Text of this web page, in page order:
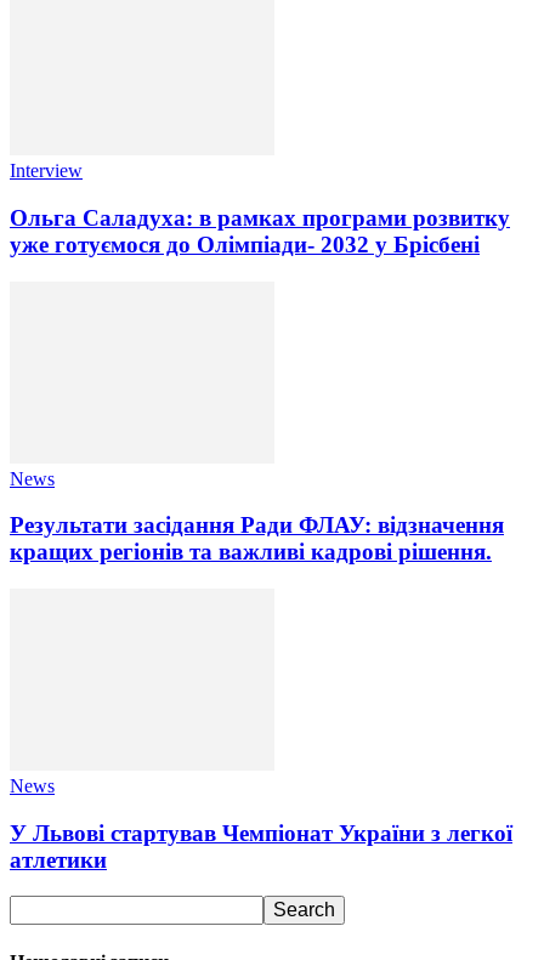
Interview
Ольга Саладуха: в рамках програми розвитку
уже готуємося до Олімпіади- 2032 у Брісбені
News
Результати засідання Ради ФЛАУ: відзначення
кращих регіонів та важливі кадрові рішення.
News
У Львові стартував Чемпіонат України з легкої
атлетики